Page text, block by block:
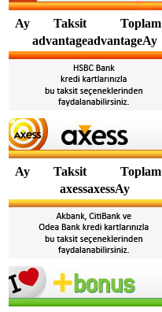
Ay Taksit
Toplam
advantageadvantageAy
Ay Taksit
Toplam
axessaxessAy